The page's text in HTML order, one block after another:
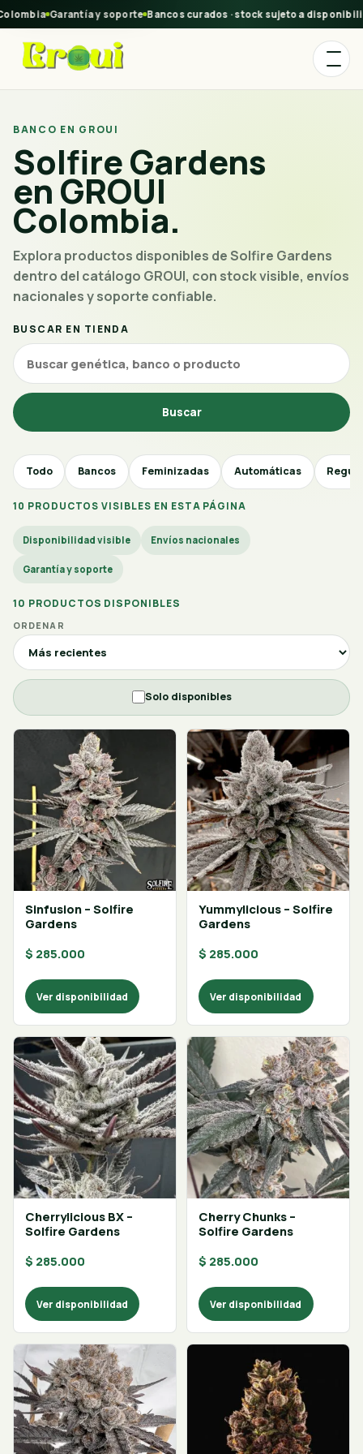
Garantía y soporte Bancos curados · stock sujeto a
BANCO EN GROUI
Solfire Gardens
en GROUI
Colombia.
Explora productos disponibles de Solfire Gardens
dentro del catálogo GROUI, con stock visible, envíos
nacionales y soporte confiable.
BUSCAR EN TIENDA
Buscar
Todo Bancos Feminizadas Automáticas
10 PRODUCTOS VISIBLES EN ESTA PÁGINA
Disponibilidad visible Envíos nacionales
Garantía y soporte
10 PRODUCTOS DISPONIBLES
ORDENAR
Solo disponibles
Sinfusion – Solfire
Gardens
$ 285.000
Ver disponibilidad
Yummylicious – Solfire
Gardens
$ 285.000
Ver disponibilidad
Cherrylicious BX –
Solfire Gardens
$ 285.000
Ver disponibilidad
Cherry Chunks –
Solfire Gardens
$ 285.000
Ver disponibilidad